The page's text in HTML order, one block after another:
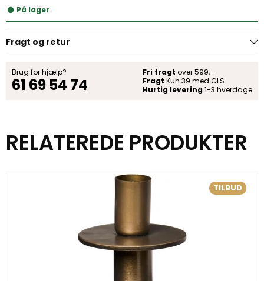
På lager
Fragt og retur
Brug for hjælp?
61 69 54 74
Fri fragt over 599,-
Fragt Kun 39 med GLS
Hurtig levering 1-3 hverdage
RELATEREDE PRODUKTER
TILBUD